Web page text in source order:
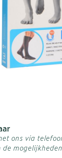
ons via
de